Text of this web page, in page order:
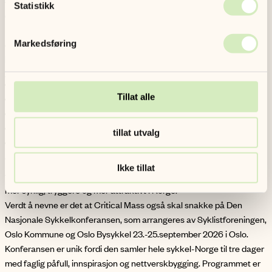
Statistikk
Markedsføring
Tillat alle
tillat utvalg
Ikke tillat
organisasjon eller virksomhet som har bidratt til å fremme sykling i
engasjement, fellesskap og synlighet kan bidra til å gjøre norske
Årets jury besto av:
Ingrid Dahl Hovland, veidirektør
Reidar Thorstensen, leder for Syklistforeningen Bergen
Johann Olav Koss, gründer, investor og tidligere skøyteløper
Mari Norden, medgründer av Fæbrik og hverdagssyklist
Vi gratulerer Critical Mass Bergen og Sarah Meissner med en
mer synlig, tryggere og mer attraktivt i Norge.
Verdt å nevne er det at Critical Mass også skal snakke på Den
Nasjonale Sykkelkonferansen, som arrangeres av Syklistforeningen,
Oslo Kommune og Oslo Bysykkel 23.-25.september 2026 i Oslo.
Konferansen er unik fordi den samler hele sykkel-Norge til tre dager
med faglig påfull, innspirasjon og nettverskbygging. Programmet er